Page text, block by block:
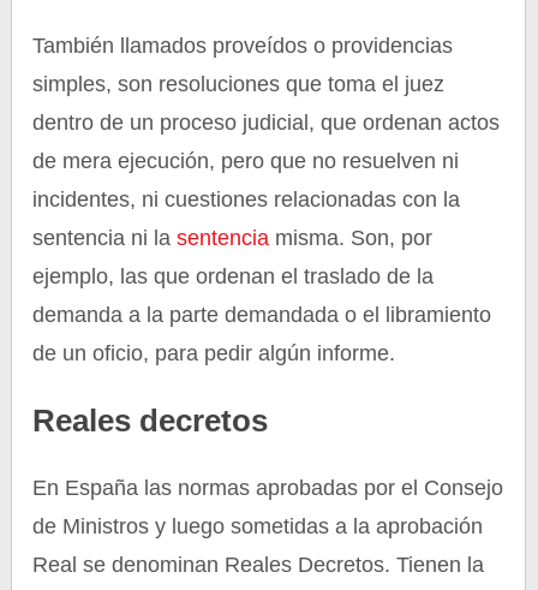
También llamados proveídos o providencias
simples, son resoluciones que toma el juez
dentro de un proceso judicial, que ordenan actos
de mera ejecución, pero que no resuelven ni
incidentes, ni cuestiones relacionadas con la
sentencia ni la sentencia misma. Son, por
ejemplo, las que ordenan el traslado de la
demanda a la parte demandada o el libramiento
de un oficio, para pedir algún informe.
Reales decretos
En España las normas aprobadas por el Consejo
de Ministros y luego sometidas a la aprobación
Real se denominan Reales Decretos. Tienen la